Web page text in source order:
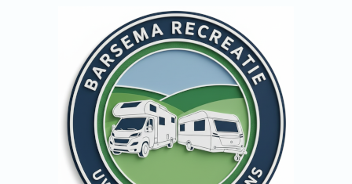
Cookievoorkeuren zijn momenteel gesloten.